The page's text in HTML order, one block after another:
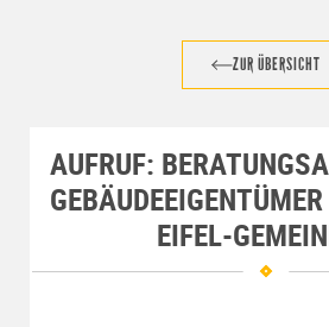
ZUR ÜBERSICHT
AUFRUF:
EIFEL-